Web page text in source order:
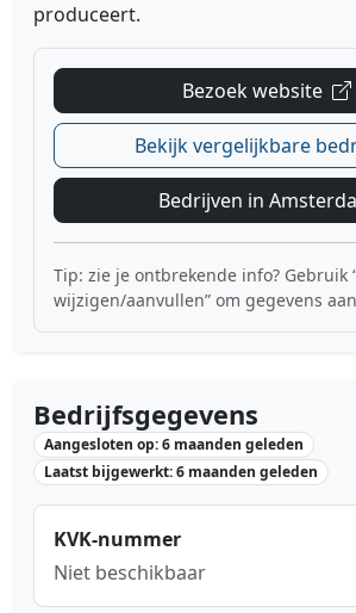
produceert.
Bezoek website
Bekijk vergelijkbare
Bedrijven in
Tip: zie je ontbrekende info? Gebruik
wijzigen/aanvullen” om gegevens
Bedrijfsgegevens
Aangesloten op: 6 maanden geleden
Laatst bijgewerkt: 6 maanden geleden
KVK-nummer
Niet beschikbaar